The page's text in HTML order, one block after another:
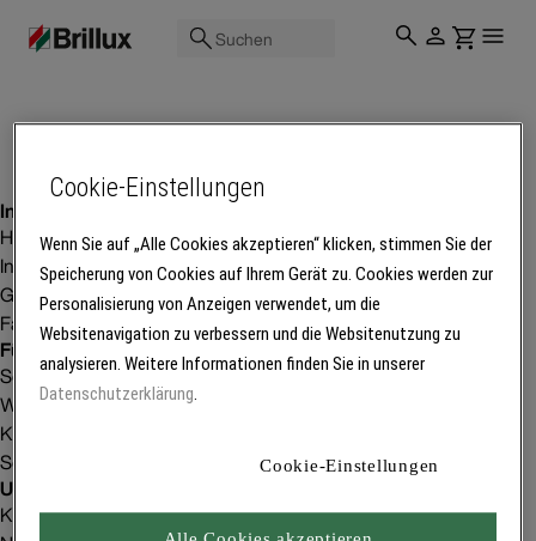
Suchen
Inspiration
Homestorys
Innenraumgestaltung
Gebäudeprojekte
Fachbetriebsfinder
Für Betriebe
Service
Weiterbildung
Kunden gewinnen
Software
Unser Unternehmen
Karriere
Cookie-Einstellungen
Wenn Sie auf „Alle Cookies akzeptieren“ klicken, stimmen Sie der
Speicherung von Cookies auf Ihrem Gerät zu. Cookies werden zur
Personalisierung von Anzeigen verwendet, um die
Websitenavigation zu verbessern und die Websitenutzung zu
analysieren. Weitere Informationen finden Sie in unserer
Datenschutzerklärung.
Cookie-Einstellungen